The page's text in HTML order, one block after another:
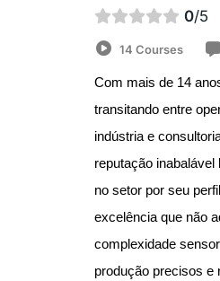
0/5
14 Courses
Com mais de 14
transitando entre
indústria e
reputação
no setor por seu
excelência que não
complexidade
produção precisos e